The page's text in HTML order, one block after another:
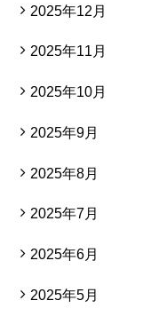
2025年12月
2025年11月
2025年10月
2025年9月
2025年8月
2025年7月
2025年6月
2025年5月